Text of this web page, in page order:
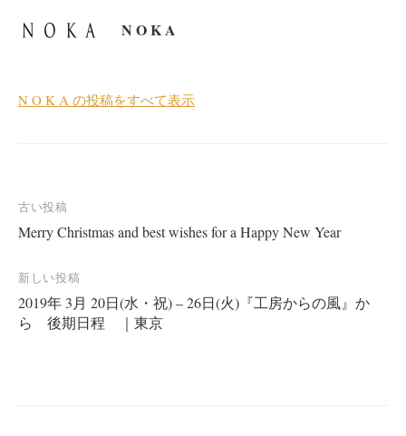
N O K A
N O K A の投稿をすべて表示
投
稿
ナ
ビ
ゲ
古い投稿
Merry Christmas and best wishes for a Happy New Year
新しい投稿
2019年 3月 20日(水・祝) – 26日(火)『工房からの風』か
ら 後期日程 ｜東京